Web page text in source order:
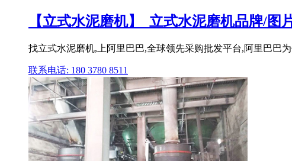
【立式水泥磨机】_立式水泥磨机品牌/图
找立式水泥磨机,上阿里巴巴,全球领先采购批发平台,阿里巴巴
联系电话: 180 3780 8511